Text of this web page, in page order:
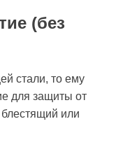
(без
стали, то ему
для защиты от
или